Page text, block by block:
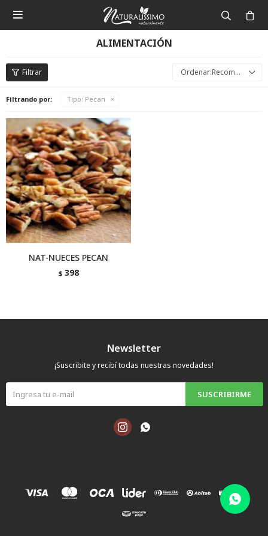

ALIMENTACIÓN
Recomendados
Filtrando por: Tipo: Pecan
NAT-NUECES PECAN
$ 398
Newsletter
¡Suscribite y recibí todas nuestras novedades!
SUSCRIBIRME
 